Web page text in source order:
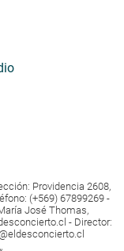
Providencia 2608,
(+569) 67899269 -
José Thomas,
- Director: